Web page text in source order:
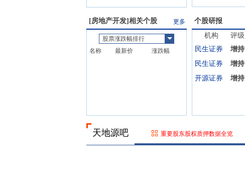
[房地产开发]相关个股 更多
股票涨跌幅排行
名称
最新价 涨跌幅
个股研报
机构 评级
民生证券
增持
民生证券 增持
开源证券 增持
天地源吧 重要股东股权质押数据全览